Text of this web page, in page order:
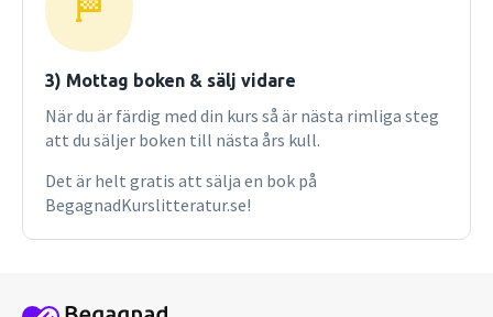
3) Mottag boken & sälj vidare
När du är färdig med din kurs så är nästa rimliga steg
att du säljer boken till nästa års kull.
Det är helt gratis att sälja en bok på
BegagnadKurslitteratur.se!